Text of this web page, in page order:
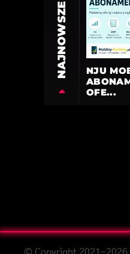
NAJNOWSZE
NJU
OFE...
© Copyright 2021-